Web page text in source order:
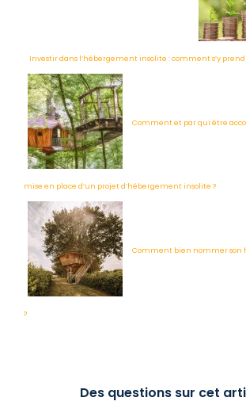
Investir dans l’hébergement insolite : comment s’y
Comment et par qui être
mise en place d’un projet d’hébergement insolite ?
Comment bien nommer son
?
Des questions sur cet